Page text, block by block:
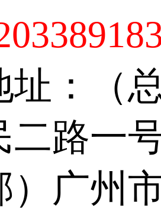
址：（
二路一
）广州